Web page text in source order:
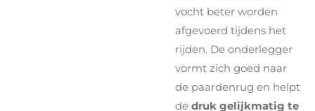
vocht beter worden
afgevoerd tijdens het
rijden. De onderlegger
vormt zich goed naar
de paardenrug en helpt
de druk gelijkmatig te